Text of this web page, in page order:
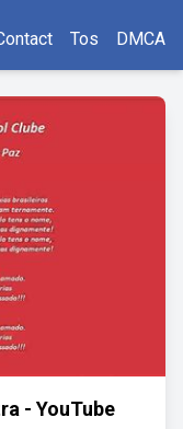
Tos DMCA
- YouTube